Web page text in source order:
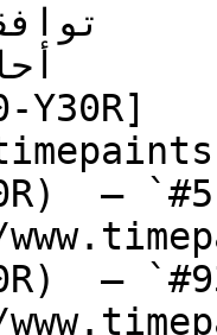
Y30R]
—
—